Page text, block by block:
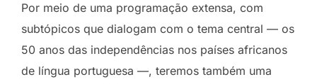
Por meio de uma programação extensa, com
subtópicos que dialogam com o tema central — os
50 anos das independências nos países africanos
de língua portuguesa —, teremos também uma